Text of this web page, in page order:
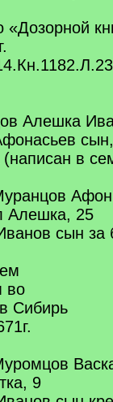
«Дозорной
Алешка
(написан в
Алешка, 25
сын
во
Сибирь
9